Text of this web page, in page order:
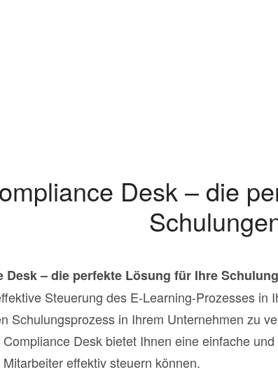
Desk – die
Desk – die perfekte Lösung für Ihre
Steuerung des E-Learning-Prozesses in
Schulungsprozess in Ihrem Unternehmen zu
Desk bietet Ihnen eine einfache
effektiv steuern können.